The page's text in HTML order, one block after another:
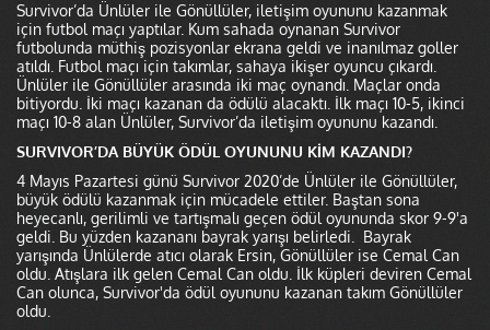
Survivor’da Ünlüler ile Gönüllüler, iletişim oyununu kazanmak
için futbol maçı yaptılar. Kum sahada oynanan Survivor
futbolunda müthiş pozisyonlar ekrana geldi ve inanılmaz goller
atıldı. Futbol maçı için takımlar, sahaya ikişer oyuncu çıkardı.
Ünlüler ile Gönüllüler arasında iki maç oynandı. Maçlar onda
bitiyordu. İki maçı kazanan da ödülü alacaktı. İlk maçı 10-5, ikinci
maçı 10-8 alan Ünlüler, Survivor’da iletişim oyununu kazandı.
SURVIVOR’DA BÜYÜK ÖDÜL OYUNUNU KİM KAZANDI?
4 Mayıs Pazartesi günü Survivor 2020’de Ünlüler ile Gönüllüler,
büyük ödülü kazanmak için mücadele ettiler. Baştan sona
heyecanlı, gerilimli ve tartışmalı geçen ödül oyununda skor 9-9'a
geldi. Bu yüzden kazananı bayrak yarışı belirledi. Bayrak
yarışında Ünlülerde atıcı olarak Ersin, Gönüllüler ise Cemal Can
oldu. Atışlara ilk gelen Cemal Can oldu. İlk küpleri deviren Cemal
Can olunca, Survivor'da ödül oyununu kazanan takım Gönüllüler
oldu.